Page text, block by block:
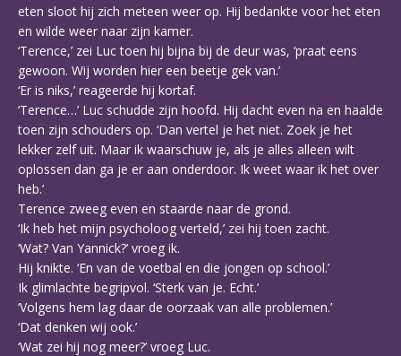
eten sloot hij zich meteen weer op. Hij bedankte voor het eten
en wilde weer naar zijn kamer.
‘Terence,’ zei Luc toen hij bijna bij de deur was, ‘praat eens
gewoon. Wij worden hier een beetje gek van.’
‘Er is niks,’ reageerde hij kortaf.
‘Terence…’ Luc schudde zijn hoofd. Hij dacht even na en haalde
toen zijn schouders op. ‘Dan vertel je het niet. Zoek je het
lekker zelf uit. Maar ik waarschuw je, als je alles alleen wilt
oplossen dan ga je er aan onderdoor. Ik weet waar ik het over
heb.’
Terence zweeg even en staarde naar de grond.
‘Ik heb het mijn psycholoog verteld,’ zei hij toen zacht.
‘Wat? Van Yannick?’ vroeg ik.
Hij knikte. ‘En van de voetbal en die jongen op school.’
Ik glimlachte begripvol. ‘Sterk van je. Echt.’
‘Volgens hem lag daar de oorzaak van alle problemen.’
‘Dat denken wij ook.’
‘Wat zei hij nog meer?’ vroeg Luc.